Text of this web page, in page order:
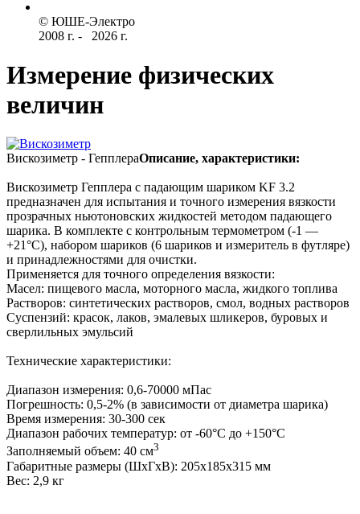
© ЮШЕ-Эл­ектро ­
2008 г­. - ­ ­­­­­
2026 г.
Измерение физических
величин
Вискозиметр - ГепплераОписание, характеристики:
Вискозиметр Гепплера с падающим шариком KF 3.2
предназначен для испытания и точного измерения вязкости
прозрачных ньютоновских жидкостей методом падающего
шарика. В комплекте с контрольным термометром (-1 —
+21°С), набором шариков (6 шариков и измеритель в футляре)
и принадлежностями для очистки.
Применяется для точного определения вязкости:
Масел: пищевого масла, моторного масла, жидкого топлива
Растворов: синтетических растворов, смол, водных растворов
Суспензий: красок, лаков, эмалевых шликеров, буровых и
сверлильных эмульсий
Технические характеристики:
Диапазон измерения: 0,6-70000 мПас
Погрешность: 0,5-2% (в зависимости от диаметра шарика)
Время измерения: 30-300 сек
Диапазон рабочих температур: от -60°С до +150°С
Заполняемый объем: 40 см3
Габаритные размеры (ШхГхВ): 205х185х315 мм
Вес: 2,9 кг